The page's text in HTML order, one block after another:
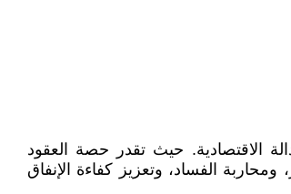
الاقتصادية. حيث تقدر حصة العقود
ومحاربة الفساد، وتعزيز كفاءة الإنفاق